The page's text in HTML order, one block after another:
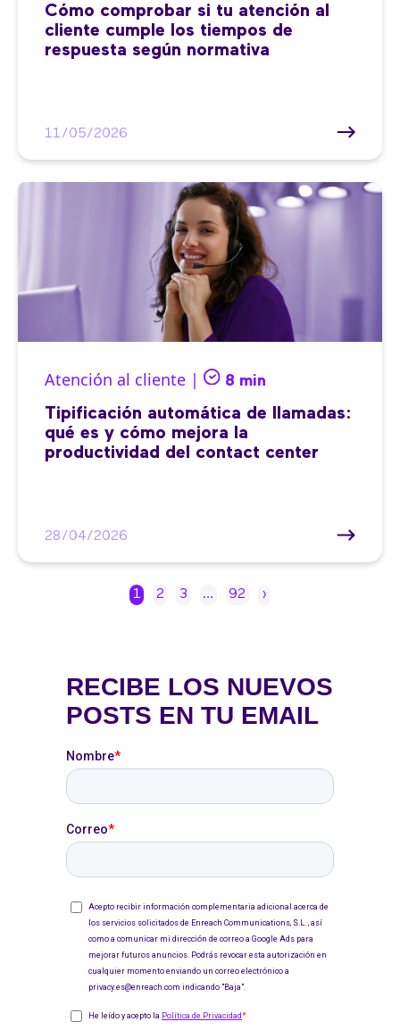
Cómo comprobar si tu atención al
cliente cumple los tiempos de
respuesta según normativa
11/05/2026
Atención al cliente | 8 min
Tipificación automática de llamadas:
qué es y cómo mejora la
productividad del contact center
28/04/2026
1 2 3 … 92 ›